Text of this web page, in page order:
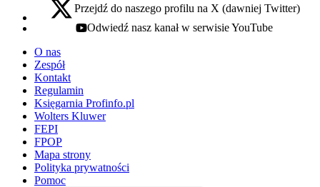
x - otwiera się w nowej karcie
Przejdź do naszego profilu na X (dawniej Twitter)
youtube - otwiera się w nowej karcie
Odwiedź nasz kanał w serwisie YouTube
O nas
Zespół
Kontakt
Regulamin
Księgarnia Profinfo.pl
Wolters Kluwer
FEPI
FPOP
Mapa strony
Polityka prywatności
Pomoc